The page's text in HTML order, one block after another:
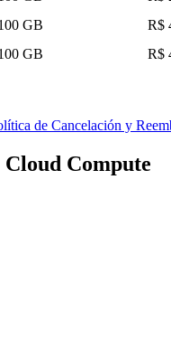
GB R$
GB R$
de Cancelación y
Cloud Compute